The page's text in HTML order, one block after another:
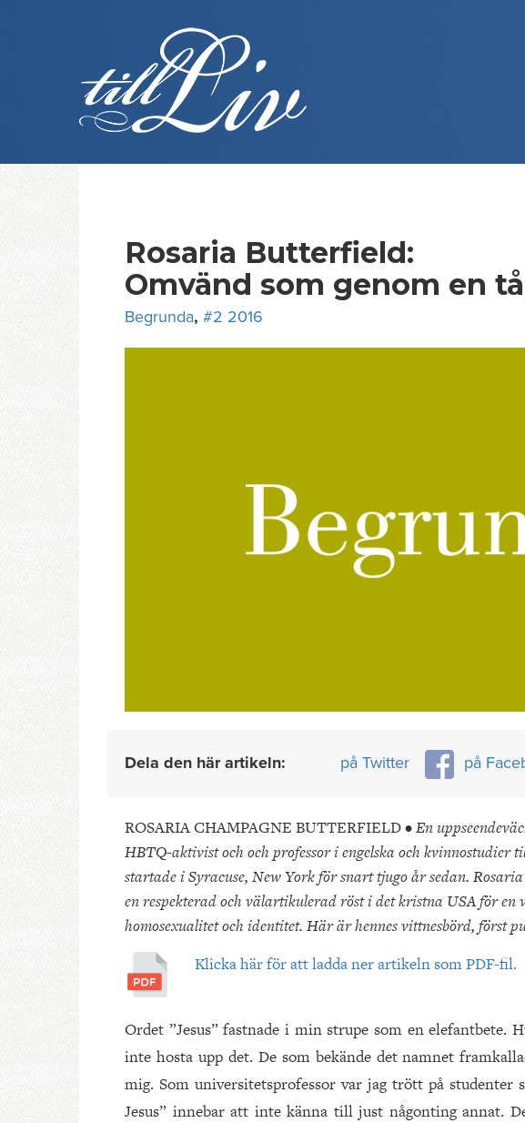
Rosaria Butterfield:
Omvänd som genom en
Begrunda, #2 2016
Dela den här artikeln: på Twitter på
ROSARIA CHAMPAGNE BUTTERFIELD •En
HBTQ-aktivist och och professor i engelska och kvinnostudier
startade i Syracuse, New York för snart tjugo år sedan.
en respekterad och välartikulerad röst i det kristna USA för
homosexualitet och identitet. Här är hennes vittnesbörd, först
Klicka här för att ladda ner artikeln som PDF-fil.
Ordet ”Jesus” fastnade i min strupe som en elefantbete.
inte hosta upp det. De som bekände det namnet
mig. Som universitetsprofessor var jag trött på
Jesus” innebar att inte känna till just någonting annat.